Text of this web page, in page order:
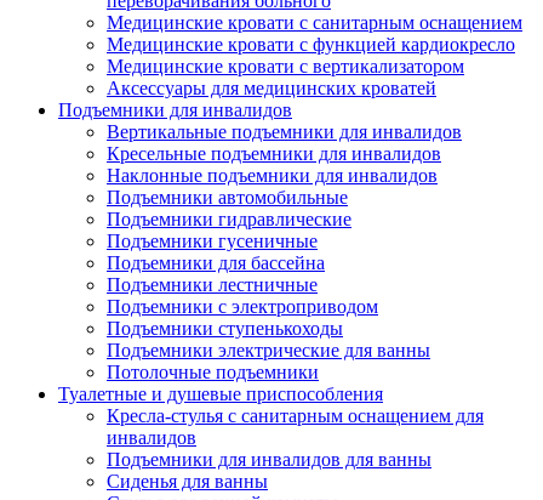
Медицинские кровати с санитарным оснащением
Медицинские кровати с функцией кардиокресло
Медицинские кровати с вертикализатором
Аксессуары для медицинских кроватей
Подъемники для инвалидов
Вертикальные подъемники для инвалидов
Кресельные подъемники для инвалидов
Наклонные подъемники для инвалидов
Подъемники автомобильные
Подъемники гидравлические
Подъемники гусеничные
Подъемники для бассейна
Подъемники лестничные
Подъемники с электроприводом
Подъемники ступенькоходы
Подъемники электрические для ванны
Потолочные подъемники
Туалетные и душевые приспособления
Кресла-стулья с санитарным оснащением для
инвалидов
Подъемники для инвалидов для ванны
Сиденья для ванны